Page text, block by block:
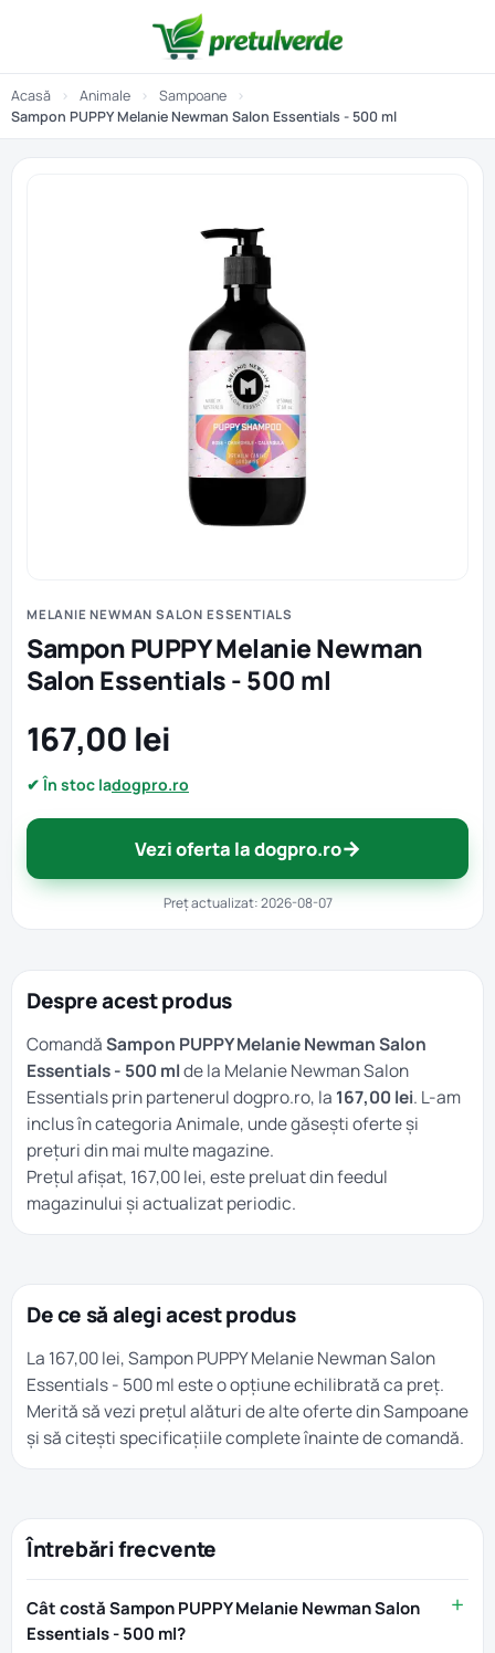
Acasă › Animale › Sampoane
›
Sampon PUPPY Melanie Newman Salon Essentials - 500 ml
MELANIE NEWMAN SALON ESSENTIALS
Sampon PUPPY Melanie Newman
Salon Essentials - 500 ml
167,00 lei
✔ În stoc ladogpro.ro
Vezi oferta la dogpro.ro→
Preț actualizat: 2026-08-07
Despre acest produs
ComandăSampon PUPPY Melanie Newman Salon
Essentials - 500 mlde la Melanie Newman Salon
Essentials prin partenerul dogpro.ro, la 167,00 lei. L-am
inclus în categoriaAnimale, unde găsești oferte și
prețuri din mai multe magazine.
Prețul afișat, 167,00 lei, este preluat din feedul
magazinului și actualizat periodic.
De ce să alegi acest produs
La 167,00 lei, Sampon PUPPY Melanie Newman Salon
Essentials - 500 ml este o opțiune echilibrată ca preț.
Merită să vezi prețul alături de alte oferte dinSampoane
și să citești specificațiile complete înainte de comandă.
Întrebări frecvente
Cât costă Sampon PUPPY Melanie Newman Salon
Essentials - 500 ml?